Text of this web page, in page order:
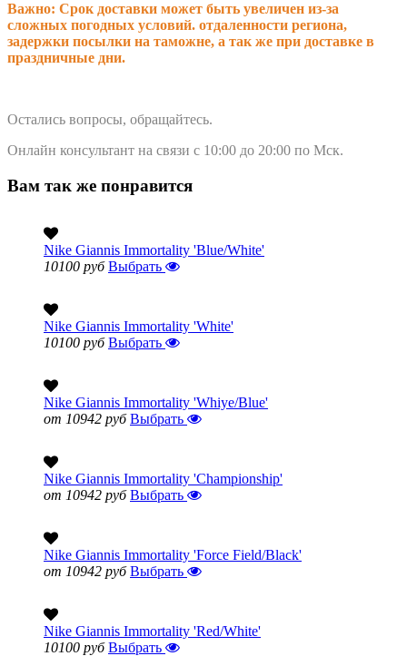
Важно: Срок доставки может быть увеличен из-за
сложных погодных условий. отдаленности региона,
задержки посылки на таможне, а так же при доставке в
праздничные дни.
Остались вопросы, обращайтесь.
Онлайн консультант на связи с 10:00 до 20:00 по Мск.
Вам так же понравится
Nike Giannis Immortality 'Blue/White'
10100 руб Выбрать
Nike Giannis Immortality 'White'
10100 руб Выбрать
Nike Giannis Immortality 'Whiye/Blue'
от 10942 руб Выбрать
Nike Giannis Immortality 'Championship'
от 10942 руб Выбрать
Nike Giannis Immortality 'Force Field/Black'
от 10942 руб Выбрать
Nike Giannis Immortality 'Red/White'
10100 руб Выбрать